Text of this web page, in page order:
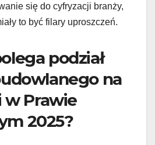
się do cyfryzacji branży,
to być filary uproszczeń.
podział
na
w Prawie
2025?